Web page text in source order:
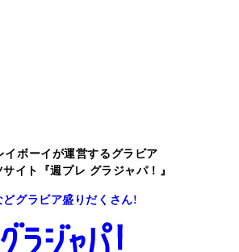
イボーイが運営するグラビア
イト『週プレ グラジャパ！』
グラビア盛りだくさん!